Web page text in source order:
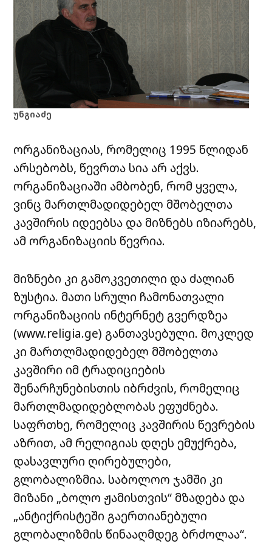
უნგიაძე
ორგანიზაციას, რომელიც 1995 წლიდან
არსებობს, წევრთა სია არ აქვს.
ორგანიზაციაში ამბობენ, რომ ყველა,
ვინც მართლმადიდებელ მშობელთა
კავშირის იდეებსა და მიზნებს იზიარებს,
ამ ორგანიზაციის წევრია.
მიზნები კი გამოკვეთილი და ძალიან
ზუსტია. მათი სრული ჩამონათვალი
ორგანიზაციის ინტერნეტ გვერდზეა
(www.religia.ge) განთავსებული. მოკლედ
კი მართლმადიდებელ მშობელთა
კავშირი იმ ტრადიციების
შენარჩუნებისთის იბრძვის, რომელიც
მართლმადიდებლობას ეფუძნება.
საფრთხე, რომელიც კავშირის წევრების
აზრით, ამ რელიგიას დღეს ემუქრება,
დასავლური ღირებულები,
გლობალიზმია. საბოლოო ჯამში კი
მიზანი „ბოლო ჟამისთვის“ მზადება და
„ანტიქრისტეში გაერთიანებული
გლობალიზმის წინააღმდეგ ბრძოლაა“.